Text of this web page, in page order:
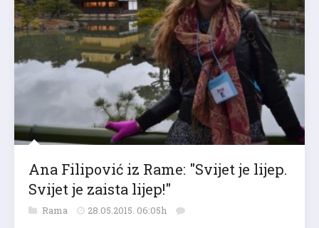
Ana Filipović iz Rame: "Svijet je lijep.
Svijet je zaista lijep!"
Rama 28.05.2015. 06:05h